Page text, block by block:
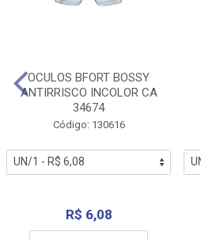
OCULOS BFORT BOSSY
ANTIRRISCO INCOLOR CA
34674
Código: 130616
R$ 6,08